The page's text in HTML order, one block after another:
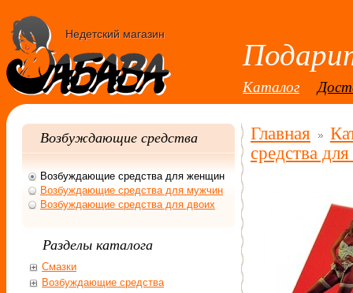
Недетский магазин
Каталог
Главная
средства
Возбуждающие средства
Возбуждающие средства для женщин
Возбуждающие средства для мужчин
Возбуждающие средства для двоих
Разделы каталога
Смазки
Возбуждающие средства